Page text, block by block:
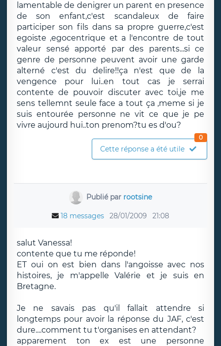
lamentable de denigrer un parent en presence
de son enfant,c'est scandaleux de faire
participer son fils dans sa propre guerre,c'est
egoiste ,egocentrique et a l'encontre de tout
valeur sensé apporté par des parents...si ce
genre de personne peuvent avoir une garde
alterné c'est du delire!!ça n'est que de la
vengence pour lui..en tout cas je serrai
contente de pouvoir discuter avec toi,je me
sens tellemnt seule face a tout ça ,meme si je
suis entourée personne ne vit ce que je pe
vivre aujourd hui..ton prenom?tu es d'ou?
Cette réponse a été utile
0
Publié par rootsine
18 messages 28/01/2009 21:08
salut Vanessa!
contente que tu me réponde!
ET oui on est bien dans l'angoisse avec nos
histoires, je m'appelle Valérie et je suis en
Bretagne.
Je ne savais pas qu'il fallait attendre si
longtemps pour avoir la réponse du JAF, c'est
dure....comment tu t'organises en attendant?
apparement ton ex est une personne